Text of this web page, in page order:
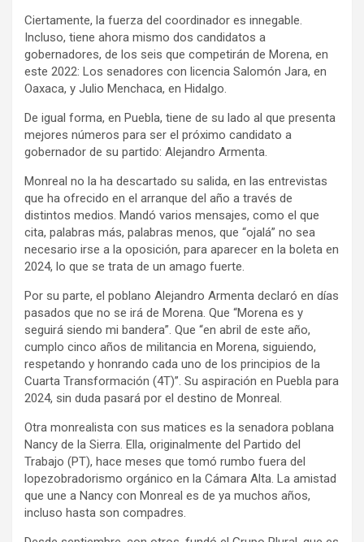
Ciertamente, la fuerza del coordinador es innegable.
Incluso, tiene ahora mismo dos candidatos a
gobernadores, de los seis que competirán de Morena, en
este 2022: Los senadores con licencia Salomón Jara, en
Oaxaca, y Julio Menchaca, en Hidalgo.
De igual forma, en Puebla, tiene de su lado al que presenta
mejores números para ser el próximo candidato a
gobernador de su partido: Alejandro Armenta.
Monreal no la ha descartado su salida, en las entrevistas
que ha ofrecido en el arranque del año a través de
distintos medios. Mandó varios mensajes, como el que
cita, palabras más, palabras menos, que “ojalá” no sea
necesario irse a la oposición, para aparecer en la boleta en
2024, lo que se trata de un amago fuerte.
Por su parte, el poblano Alejandro Armenta declaró en días
pasados que no se irá de Morena. Que “Morena es y
seguirá siendo mi bandera”. Que “en abril de este año,
cumplo cinco años de militancia en Morena, siguiendo,
respetando y honrando cada uno de los principios de la
Cuarta Transformación (4T)”. Su aspiración en Puebla para
2024, sin duda pasará por el destino de Monreal.
Otra monrealista con sus matices es la senadora poblana
Nancy de la Sierra. Ella, originalmente del Partido del
Trabajo (PT), hace meses que tomó rumbo fuera del
lopezobradorismo orgánico en la Cámara Alta. La amistad
que une a Nancy con Monreal es de ya muchos años,
incluso hasta son compadres.